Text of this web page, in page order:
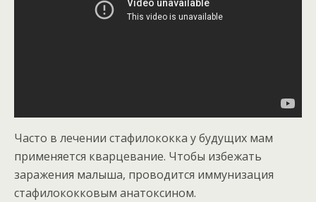
Часто в лечении стафилококка у будущих мам
применяется кварцевание. Чтобы избежать
заражения малыша, проводится иммунизация
стафилококковым анатоксином.